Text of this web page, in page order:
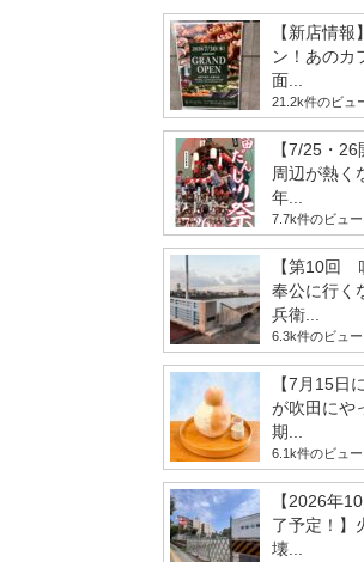
【新店情
ン！あのカ
面...
21.2k件のビュ
【7/25・
周辺が熱く
年...
7.7k件のビュー
【第10回
奉公に行く
兵衛...
6.3k件のビュー
【7月15日
が吹田にや
期...
6.1k件のビュー
【2026年
了予定！】
壊...